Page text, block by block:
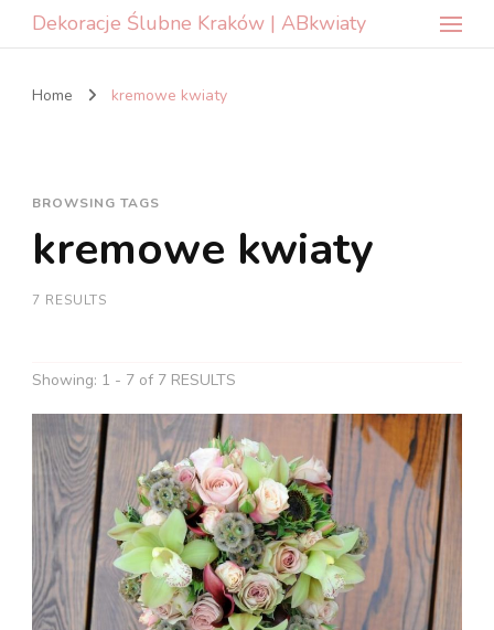
Dekoracje Ślubne Kraków | ABkwiaty
Home kremowe kwiaty
BROWSING TAGS
kremowe kwiaty
7 RESULTS
Showing: 1 - 7 of 7 RESULTS